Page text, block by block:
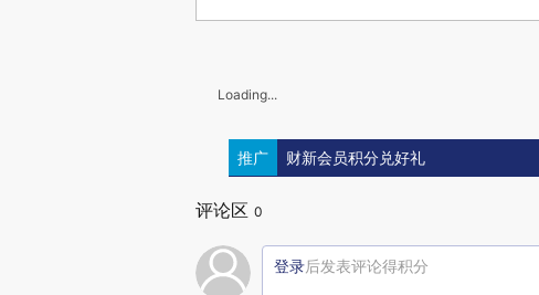
Loading...
推广 财新会员积分兑好礼
评论区 0
登录后发表评论得积分